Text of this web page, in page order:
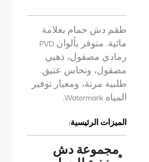
طقم دش حمام بعلامة
مائية. متوفر بألوان PVD
رمادي مصقول، ذهبي
مصقول، ونحاس عتيق.
طلبية مرنة، ومعيار توفير
المياه Watermark.
الميزات الرئيسية:
مجموعة دش